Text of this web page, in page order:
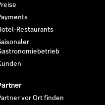
Restaurants
vor Ort finden